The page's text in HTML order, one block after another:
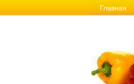
Главная